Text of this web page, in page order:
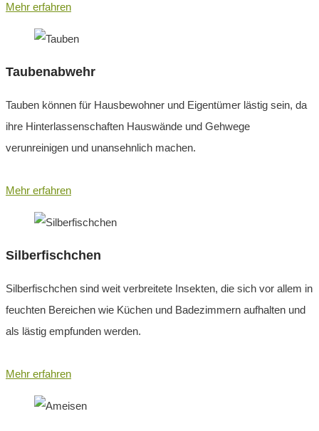
Mehr erfahren
Taubenabwehr
Tauben können für Hausbewohner und Eigentümer lästig sein, da
ihre Hinterlassenschaften Hauswände und Gehwege
verunreinigen und unansehnlich machen.
Mehr erfahren
Silberfischchen
Silberfischchen sind weit verbreitete Insekten, die sich vor allem in
feuchten Bereichen wie Küchen und Badezimmern aufhalten und
als lästig empfunden werden.
Mehr erfahren